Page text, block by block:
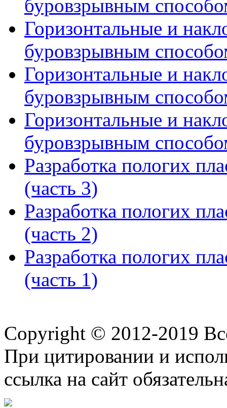
буровзрывным
Горизонтальные и
буровзрывным
Горизонтальные и
буровзрывным
Горизонтальные и
буровзрывным
Разработка пологих
(часть 3)
Разработка пологих
(часть 2)
Разработка пологих
(часть 1)
Copyright © 2012-2019
При цитировании и
ссылка на сайт